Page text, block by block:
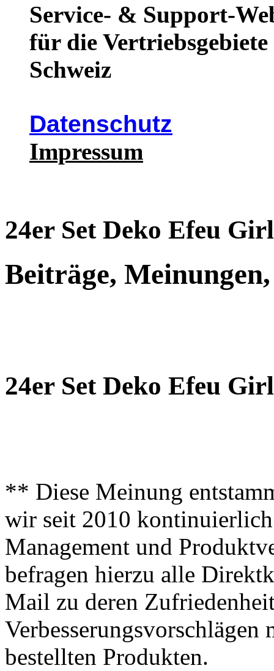
Service- & Support-
für die
Schweiz
Datenschutz
Impressum
24er Set Deko Efeu
Beiträge,
24er Set Deko Efeu
** Diese Meinung
wir seit 2010
Management und
befragen hierzu alle
Mail zu deren
bestellten Produkten.